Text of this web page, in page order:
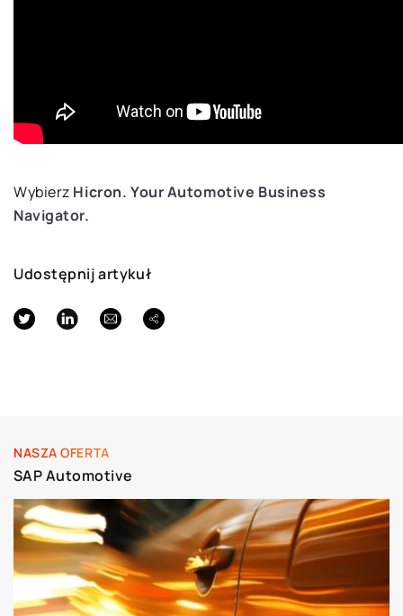
NASZA OFERTA
SAP Automotive
Wybierz Hicron. YourAutomotive Business
Navigator.
Udostępnij artykuł